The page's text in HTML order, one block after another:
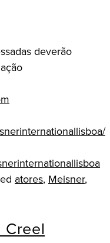
deverão
atores, Meisner,